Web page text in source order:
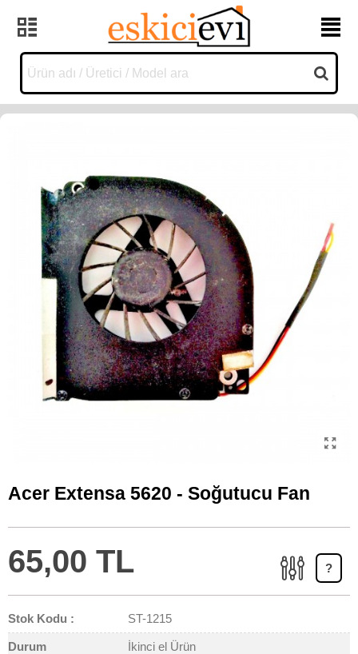
Acer Extensa 5620 - Soğutucu Fan
65,00 TL ?
Stok Kodu : ST-1215
Durum İkinci el Ürün